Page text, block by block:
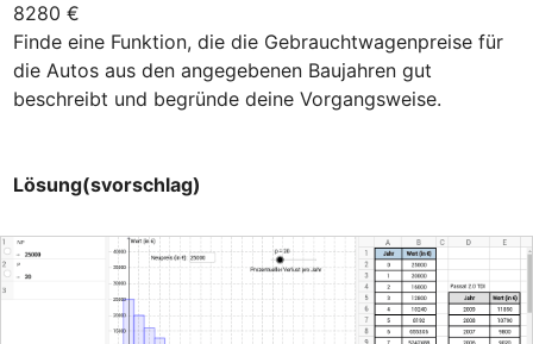
8280 €
Finde eine Funktion, die die Gebrauchtwagenpreise für
die Autos aus den angegebenen Baujahren gut
beschreibt und begründe deine Vorgangsweise.
Lösung(svorschlag)